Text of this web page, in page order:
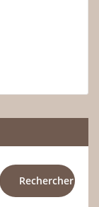
Rechercher